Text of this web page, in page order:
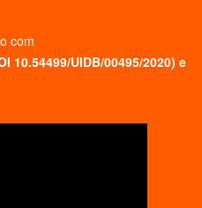
com
10.54499/UIDB/00495/2020) e